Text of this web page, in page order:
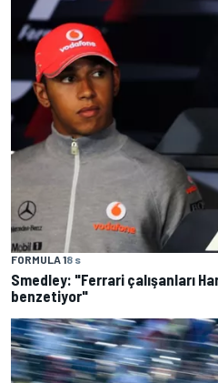
FORMULA 18 s
Smedley: "Ferrari çalışanları
benzetiyor"